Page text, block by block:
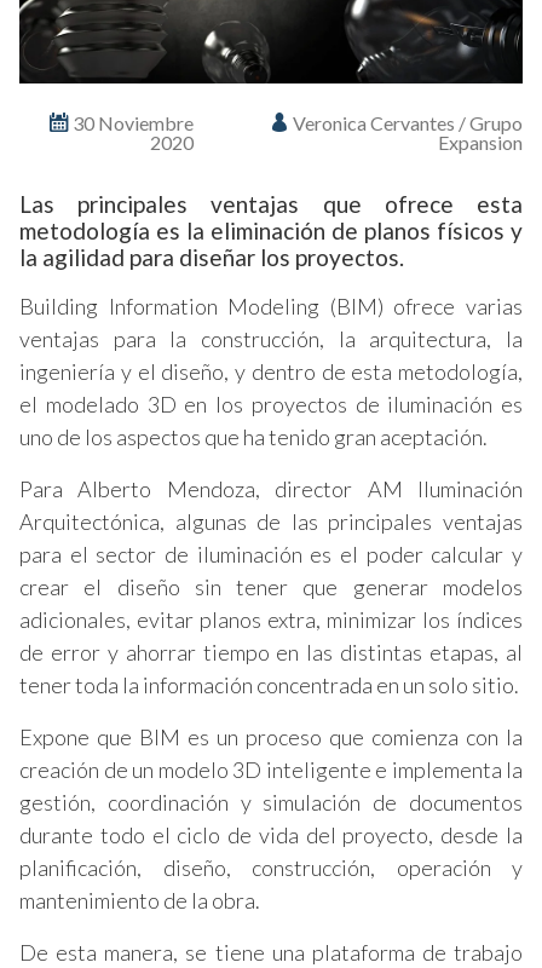
30 Noviembre
2020
Veronica Cervantes / Grupo
Expansion
Las principales ventajas que ofrece esta
metodología es la eliminación de planos físicos y
la agilidad para diseñar los proyectos.
Building Information Modeling (BIM) ofrece varias
ventajas para la construcción, la arquitectura, la
ingeniería y el diseño, y dentro de esta metodología,
el modelado 3D en los proyectos de iluminación es
uno de los aspectos que ha tenido gran aceptación.
Para Alberto Mendoza, director AM Iluminación
Arquitectónica, algunas de las principales ventajas
para el sector de iluminación es el poder calcular y
crear el diseño sin tener que generar modelos
adicionales, evitar planos extra, minimizar los índices
de error y ahorrar tiempo en las distintas etapas, al
tener toda la información concentrada en un solo sitio.
Expone que BIM es un proceso que comienza con la
creación de un modelo 3D inteligente e implementa la
gestión, coordinación y simulación de documentos
durante todo el ciclo de vida del proyecto, desde la
planificación, diseño, construcción, operación y
mantenimiento de la obra.
De esta manera, se tiene una plataforma de trabajo